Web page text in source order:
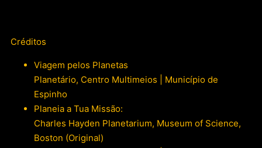
Créditos
Viagem pelos Planetas
Planetário, Centro Multimeios | Município de
Espinho
Planeia a Tua Missão:
Charles Hayden Planetarium, Museum of Science,
Boston (Original)